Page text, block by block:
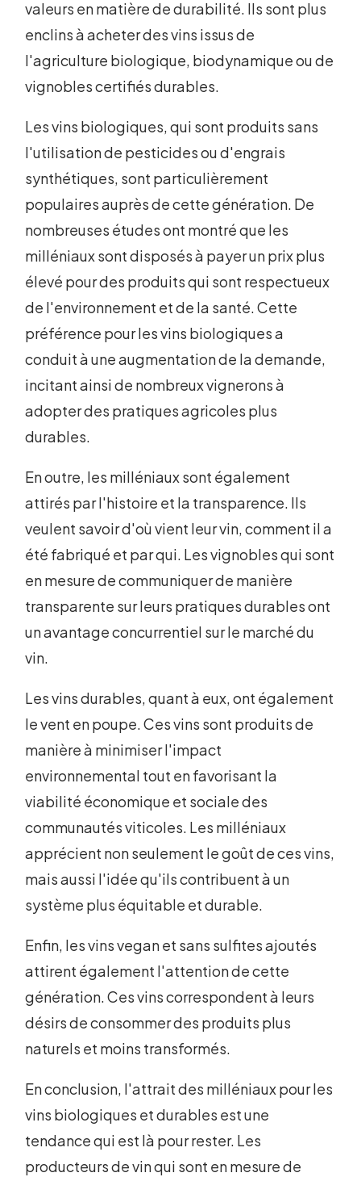
valeurs en matière de durabilité. Ils sont plus
enclins à acheter des vins issus de
l'agriculture biologique, biodynamique ou de
vignobles certifiés durables.
Les vins biologiques, qui sont produits sans
l'utilisation de pesticides ou d'engrais
synthétiques, sont particulièrement
populaires auprès de cette génération. De
nombreuses études ont montré que les
milléniaux sont disposés à payer un prix plus
élevé pour des produits qui sont respectueux
de l'environnement et de la santé. Cette
préférence pour les vins biologiques a
conduit à une augmentation de la demande,
incitant ainsi de nombreux vignerons à
adopter des pratiques agricoles plus
durables.
En outre, les milléniaux sont également
attirés par l'histoire et la transparence. Ils
veulent savoir d'où vient leur vin, comment il a
été fabriqué et par qui. Les vignobles qui sont
en mesure de communiquer de manière
transparente sur leurs pratiques durables ont
un avantage concurrentiel sur le marché du
vin.
Les vins durables, quant à eux, ont également
le vent en poupe. Ces vins sont produits de
manière à minimiser l'impact
environnemental tout en favorisant la
viabilité économique et sociale des
communautés viticoles. Les milléniaux
apprécient non seulement le goût de ces vins,
mais aussi l'idée qu'ils contribuent à un
système plus équitable et durable.
Enfin, les vins vegan et sans sulfites ajoutés
attirent également l'attention de cette
génération. Ces vins correspondent à leurs
désirs de consommer des produits plus
naturels et moins transformés.
En conclusion, l'attrait des milléniaux pour les
vins biologiques et durables est une
tendance qui est là pour rester. Les
producteurs de vin qui sont en mesure de